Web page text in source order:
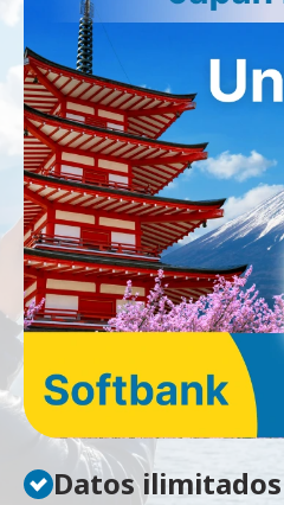
Datos ilimitados